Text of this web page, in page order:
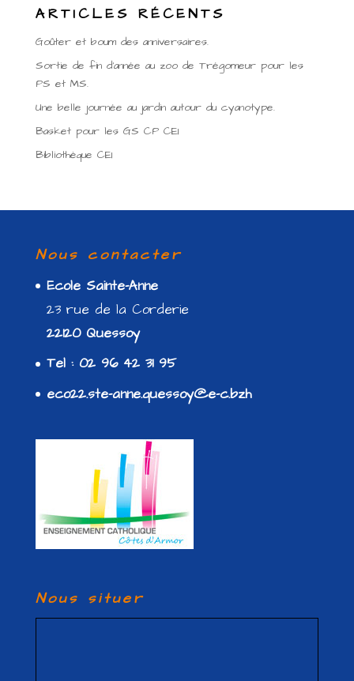
ARTICLES RÉCENTS
Goûter et boum des anniversaires.
Sortie de fin d’année au zoo de Trégomeur pour les
PS et MS.
Une belle journée au jardin autour du cyanotype.
Basket pour les GS CP CE1
Bibliothèque CE1
Nous contacter
Ecole Sainte-Anne
23 rue de la Corderie
22120 Quessoy
Tel : 02 96 42 31 95
eco22.ste-anne.quessoy@e-c.bzh
Nous situer